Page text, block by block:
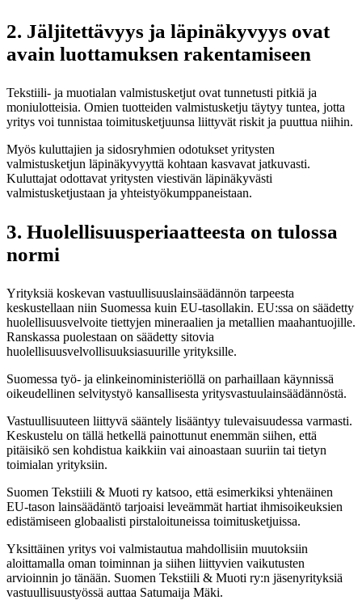
2. Jäljitettävyys ja läpinäkyvyys ovat
avain luottamuksen rakentamiseen
Tekstiili- ja muotialan valmistusketjut ovat tunnetusti pitkiä ja
moniulotteisia. Omien tuotteiden valmistusketju täytyy tuntea, jotta
yritys voi tunnistaa toimitusketjuunsa liittyvät riskit ja puuttua niihin.
Myös kuluttajien ja sidosryhmien odotukset yritysten
valmistusketjun läpinäkyvyyttä kohtaan kasvavat jatkuvasti.
Kuluttajat odottavat yritysten viestivän läpinäkyvästi
valmistusketjustaan ja yhteistyökumppaneistaan.
3. Huolellisuusperiaatteesta on tulossa
normi
Yrityksiä koskevan vastuullisuuslainsäädännön tarpeesta
keskustellaan niin Suomessa kuin EU-tasollakin. EU:ssa on säädetty
huolellisuusvelvoite tiettyjen mineraalien ja metallien maahantuojille.
Ranskassa puolestaan on säädetty sitovia
huolellisuusvelvollisuuksiasuurille yrityksille.
Suomessa työ- ja elinkeinoministeriöllä on parhaillaan käynnissä
oikeudellinen selvitystyö kansallisesta yritysvastuulainsäädännöstä.
Vastuullisuuteen liittyvä sääntely lisääntyy tulevaisuudessa varmasti.
Keskustelu on tällä hetkellä painottunut enemmän siihen, että
pitäisikö sen kohdistua kaikkiin vai ainoastaan suuriin tai tietyn
toimialan yrityksiin.
Suomen Tekstiili & Muoti ry katsoo, että esimerkiksi yhtenäinen
EU-tason lainsäädäntö tarjoaisi leveämmät hartiat ihmisoikeuksien
edistämiseen globaalisti pirstaloituneissa toimitusketjuissa.
Yksittäinen yritys voi valmistautua mahdollisiin muutoksiin
aloittamalla oman toiminnan ja siihen liittyvien vaikutusten
arvioinnin jo tänään. Suomen Tekstiili & Muoti ry:n jäsenyrityksiä
vastuullisuustyössä auttaa Satumaija Mäki.